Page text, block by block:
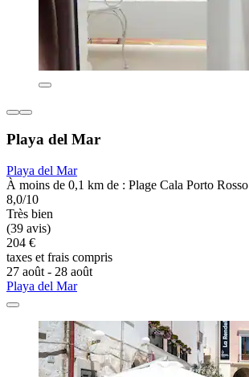
Playa del Mar
Playa del Mar
À moins de 0,1 km de : Plage Cala Porto Rosso
8,0/10
Très bien
(39 avis)
204 €
taxes et frais compris
27 août - 28 août
Playa del Mar